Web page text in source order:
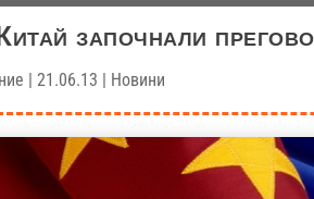
започнали
21.06.13 Новини